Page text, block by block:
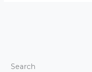
Search